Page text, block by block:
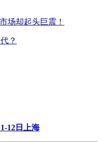
场却起头巨震！
？
12日上海